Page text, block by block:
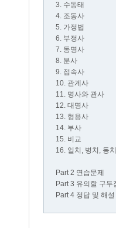
3. 수동태
4. 조동사
5. 가정법
6. 부정사
7. 동명사
8. 분사
9. 접속사
10. 관계사
11. 명사와 관사
12. 대명사
13. 형용사
14. 부사
15. 비교
16. 일치, 병치, 동치
Part 2 연습문제
Part 3 유의할 구두
Part 4 정답 및 해설